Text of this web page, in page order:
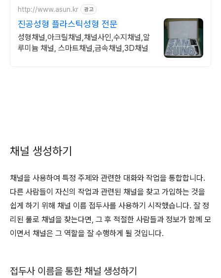
http://www.asun.kr 광고
진공성형 플라스틱성형 전문
성형채널,아크릴채널,채널사인,수지채널,알
루미늄 채널, 스마트채널,금속채널,3D채널
채널 생성하기
채널을 사용하여 특정 주제와 관련한 대화와 작업을 통합합니다.
다른 사람들이 자신의 작업과 관련된 채널을 찾고 가입하는 것을
쉽게 하기 위해 채널 이름 접두사를 사용하기 시작했습니다. 잘 정
리된 룰로 채널을 찾는다면, 그 후 적절한 사람들과 정보가 함께 모
이면서 채널은 그 역할을 잘 수행하게 될 것입니다.
접두사 이름을 통한 채널 생성하기